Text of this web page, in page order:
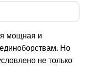
мощная и
Но
не только